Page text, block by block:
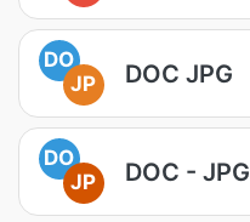
DO
JP
DOC JPG
DO
JP
DOC - JPG